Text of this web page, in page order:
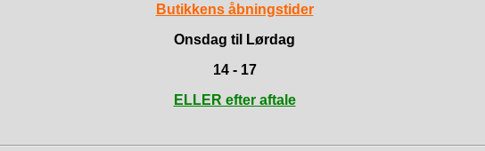
Butikkens åbningstider
Onsdag til Lørdag
14 - 17
ELLER efter aftale